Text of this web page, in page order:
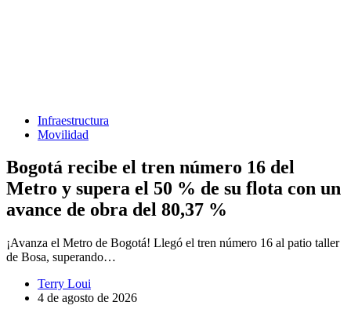
Infraestructura
Movilidad
Bogotá recibe el tren número 16 del
Metro y supera el 50 % de su flota con un
avance de obra del 80,37 %
¡Avanza el Metro de Bogotá! Llegó el tren número 16 al patio taller
de Bosa, superando…
Terry Loui
4 de agosto de 2026